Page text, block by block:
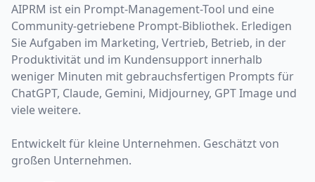
AIPRM ist ein Prompt-Management-Tool und eine
Community-getriebene Prompt-Bibliothek. Erledigen
Sie Aufgaben im Marketing, Vertrieb, Betrieb, in der
Produktivität und im Kundensupport innerhalb
weniger Minuten mit gebrauchsfertigen Prompts für
ChatGPT, Claude, Gemini, Midjourney, GPT Image und
viele weitere.
Entwickelt für kleine Unternehmen. Geschätzt von
großen Unternehmen.